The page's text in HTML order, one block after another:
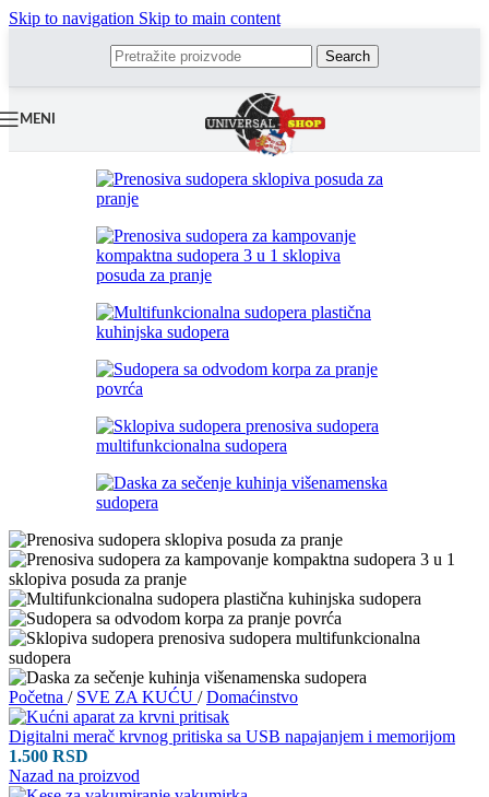
Skip to navigation Skip to main content
Search
MENI
Početna / SVE ZA KUĆU / Domaćinstvo
Digitalni merač krvnog pritiska sa USB napajanjem i memorijom
1.500 RSD
Nazad na proizvod